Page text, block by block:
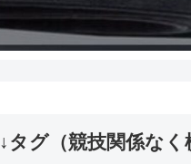
↓タグ（競技関係なく